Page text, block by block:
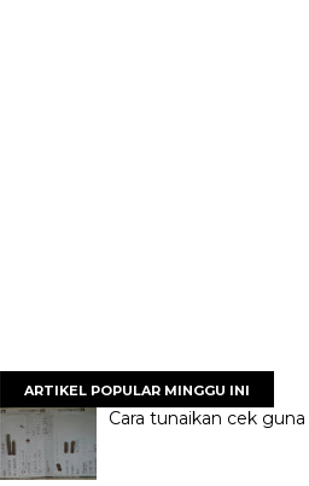
ARTIKEL POPULAR MINGGU INI
Cara tunaikan cek